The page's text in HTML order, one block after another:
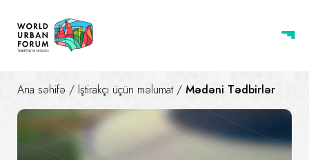
Ana səhifə / İştirakçı üçün məlumat/ Mədəni Tədbirlər